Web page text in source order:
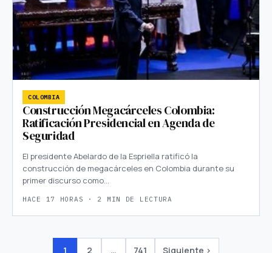
COLOMBIA
Construcción Megacárceles Colombia:
Ratificación Presidencial en Agenda de
Seguridad
El presidente Abelardo de la Espriella ratificó la
construcción de megacárceles en Colombia durante su
primer discurso como…
HACE 17 HORAS · 2 MIN DE LECTURA
1 2 … 741 Siguiente ›